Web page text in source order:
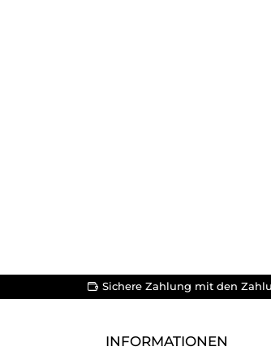
Sichere Zahlung mit den
INFORMATIONEN